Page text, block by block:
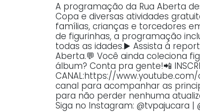
A programação da Rua Aberta
Copa e diversas atividades
famílias, crianças e torcedores
de figurinhas, a programação
todas as idades.▶️ Assista à
Aberta.💬 Você ainda coleciona
álbum? Conta pra gente!📲
CANAL:https://www.youtube.com/
canal para acompanhar as
para não perder nenhuma
Siga no Instagram: @tvpajucara |